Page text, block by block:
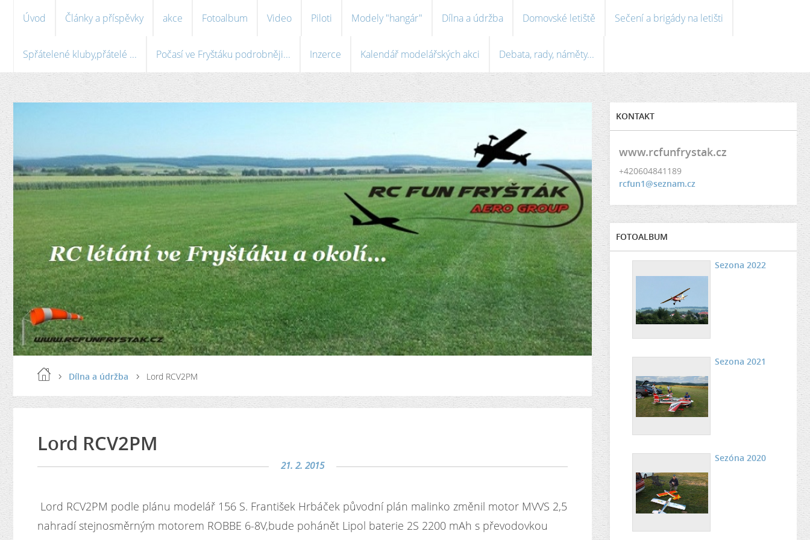
Úvod Články a příspěvky akce Fotoalbum Video Piloti Modely "hangár" Dílna a údržba Domovské letiště Sečení a brigády na letišti
Spřátelené kluby,přátelé ... Počasí ve Fryštáku podrobněji... Inzerce Kalendář modelářských akci Debata, rady, náměty...
Dílna a údržba Lord RCV2PM
Lord RCV2PM
21. 2. 2015
Lord RCV2PM podle plánu modelář 156 S. František Hrbáček původní plán malinko změnil motor MVVS 2,5
nahradí stejnosměrným motorem ROBBE 6-8V,bude pohánět Lipol baterie 2S 2200 mAh s převodovkou
KONTAKT
www.rcfunfrystak.cz
+420604841189
rcfun1@seznam.cz
FOTOALBUM
Sezona 2022
Sezona 2021
Sezóna 2020